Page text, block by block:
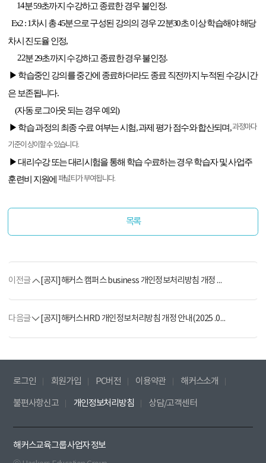
14분59초까지 수강하고 종료한 경우 불인정.
Ex2 : 1차시 총45분으로 구성된 강의의 경우22분30초 이상 학습해야 해당
차시 진도율인정,
22분29초까지 수강하고 종료한 경우불인정.
▶ 학습중인 강의를 중간에 종료하더라도 종료 직전까지 누적된 수강시간
은 보존됩니다.
(자동 로그아웃 되는 경우 예외)
▶ 학습 과정의 최종 수료 여부는 시험,과제 평가 점수와 합산되며,과정마다
기준이 상이할 수 있습니다.
▶ 대리수강 또는 대리시험을 통해 학습 수료하는 경우 학습자 및 사업주
훈련비 지원에 패널티가부여됩니다.
목록
이전글 [공지]해커스 캠퍼스 business 개인정보처리방침 개정 안내(2026. 4. 13.)
다음글 [공지]해커스HRD 개인정보처리방침 개정 안내(2025 .04.15)
로그인 회원가입 PC버전 이용약관 해커스소개
불편사항신고 개인정보처리방침 상담/고객센터
해커스교육그룹 사업자 정보